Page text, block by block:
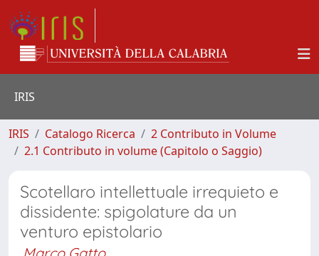
IRIS
IRIS Catalogo Ricerca
2 Contributo in Volume
2.1 Contributo in volume (Capitolo o Saggio)
Scotellaro intellettuale irrequieto e
dissidente: spigolature da un
venturo epistolario